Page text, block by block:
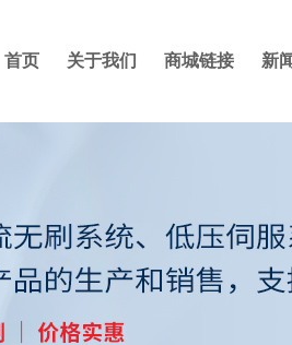
首页 关于我们 商城链接 新